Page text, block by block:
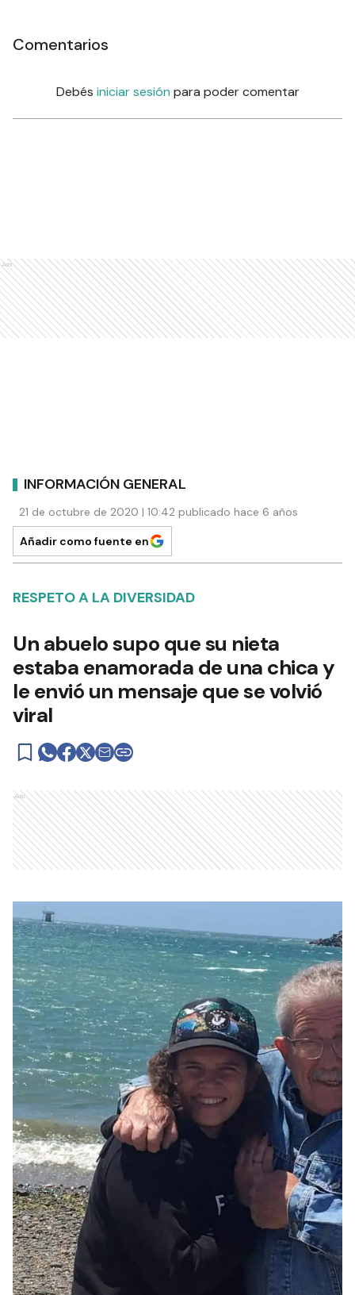
Comentarios
Debés iniciar sesión para poder comentar
Ads
INFORMACIÓN GENERAL
21 de octubre de 2020 | 10:42 publicado hace 6 años
Añadir como fuente en
RESPETO A LA DIVERSIDAD
Un abuelo supo que su nieta
estaba enamorada de una chica y
le envió un mensaje que se volvió
viral
Ads